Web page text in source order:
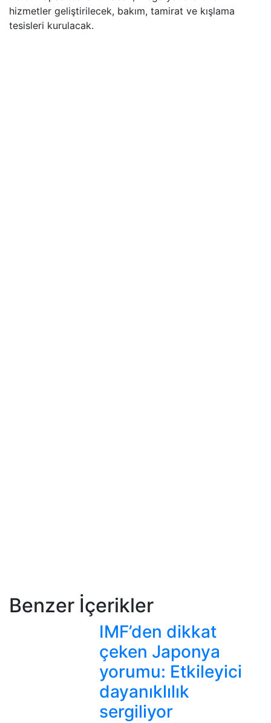
hizmetler geliştirilecek, bakım, tamirat ve kışlama
tesisleri kurulacak.
Benzer İçerikler
IMF’den dikkat
çeken Japonya
yorumu: Etkileyici
dayanıklılık
sergiliyor